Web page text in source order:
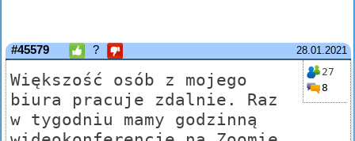
28.01.2021
#45579 ?
27
8
Większość osób z mojego
biura pracuje zdalnie. Raz
w tygodniu mamy godzinną